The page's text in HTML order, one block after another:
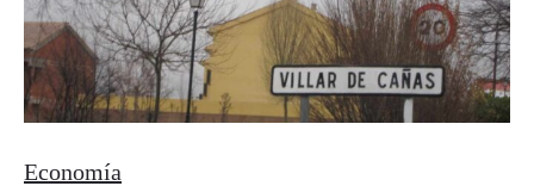
Economía